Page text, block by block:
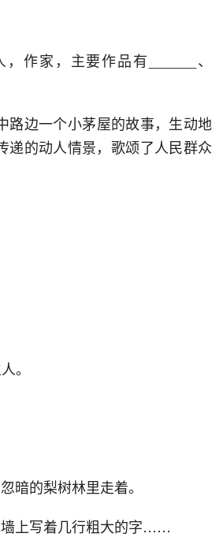
作家，主要作品有______、
路边一个小茅屋的故事，生动地
递的动人情景，歌颂了人民群众
。
暗的梨树林里走着。
墙上写着几行粗大的字……